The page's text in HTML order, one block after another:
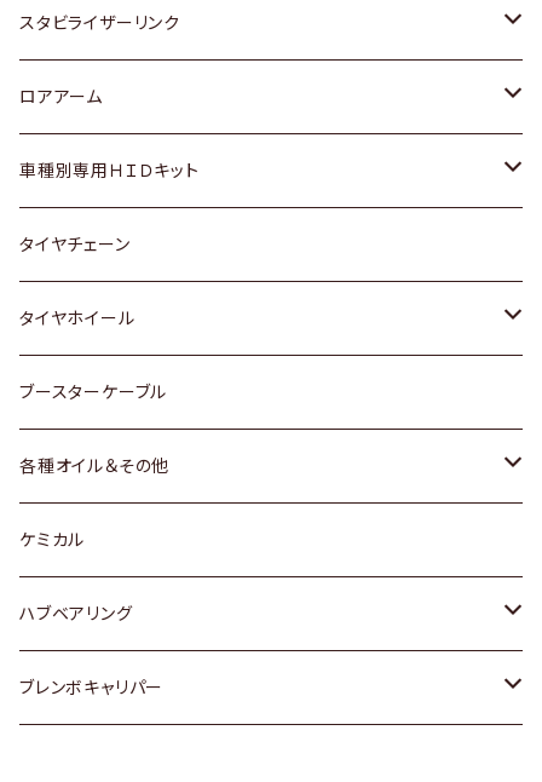
スバル
いすゞ
ダイハツ
マツダ
三菱
スバル
レクサス
スズキ
日産
ダイハツ
マツダ
三菱
スバル
ホンダ
スズキ
日産
いすゞ
ダイハツ
マツダ
三菱
スバル
トヨタ
ホンダ
スズキ
日産
ダイハツ
スバル
スタビライザーリンク
トヨタ
ホンダ
スズキ
日産
ダイハツ
マツダ
ロアアーム
ホンダ
スズキ
日産
ダイハツ
マツダ
スバル
車種別専用ＨＩＤキット
トヨタ
マツダ
タイヤチェーン
タイヤホイール
トヨタ
ホンダ
スズキ
日産
ダイハツ
ブースターケーブル
各種オイル＆その他
ディーデル洗浄添加剤
ケミカル
ハブベアリング
トヨタ
ブレンボキャリパー